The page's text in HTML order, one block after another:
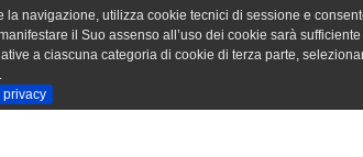
navigazione, utilizza cookie tecnici di sessione e
il Suo assenso all’uso dei cookie sarà
a ciascuna categoria di cookie di terza parte,
privacy